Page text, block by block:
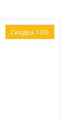
Скидка 10%